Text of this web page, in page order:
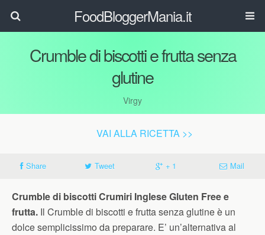
FoodBloggerMania.it
Crumble di biscotti e frutta senza
glutine
Virgy
VAI ALLA RICETTA >>
Share Tweet + 1 Mail
Crumble di biscotti Crumiri Inglese Gluten Free e
frutta. Il Crumble di biscotti e frutta senza glutine è un
dolce semplicissimo da preparare. E’ un’alternativa al